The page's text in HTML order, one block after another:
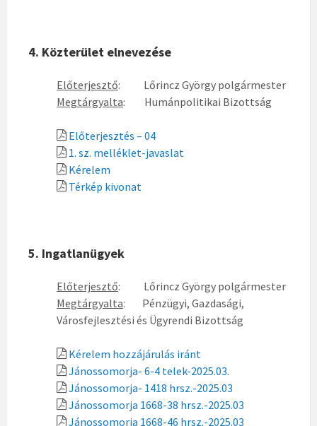
4. Közterület elnevezése
Előterjesztő: Lőrincz György polgármester
Megtárgyalta: Humánpolitikai Bizottság
Előterjesztés – 04
1. sz. melléklet-javaslat
Kérelem
Térkép kivonat
5. Ingatlanügyek
Előterjesztő: Lőrincz György polgármester
Megtárgyalta: Pénzügyi, Gazdasági,
Városfejlesztési és Ügyrendi Bizottság
Kérelem hozzájárulás iránt
Jánossomorja- 6-4 telek-2025.03.
Jánossomorja- 1418 hrsz.-2025.03
Jánossomorja 1668-38 hrsz.-2025.03
Jánossomorja 1668-46 hrsz.-2025.03